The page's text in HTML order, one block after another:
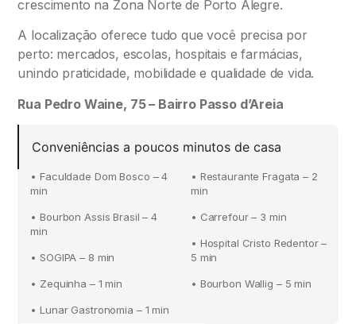
crescimento na Zona Norte de Porto Alegre.
A localização oferece tudo que você precisa por
perto: mercados, escolas, hospitais e farmácias,
unindo praticidade, mobilidade e qualidade de vida.
Rua Pedro Waine, 75 – Bairro Passo d’Areia
Conveniências a poucos minutos de casa
• Faculdade Dom Bosco – 4
min
• Bourbon Assis Brasil – 4
min
• SOGIPA – 8 min
• Zequinha – 1 min
• Lunar Gastronomia – 1 min
• Restaurante Fragata – 2
min
• Carrefour – 3 min
• Hospital Cristo Redentor –
5 min
• Bourbon Wallig – 5 min